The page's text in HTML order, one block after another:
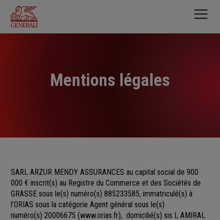
contenu
principal
Mentions légales
SARL ARZUR MENDY ASSURANCES au capital social de 900
000 € inscrit(s) au Registre du Commerce et des Sociétés de
GRASSE sous le(s) numéro(s) 885233585, immatriculé(s) à
l’ORIAS sous la catégorie Agent général sous le(s)
numéro(s) 20006675 (www.orias.fr), domicilié(s) sis L AMIRAL